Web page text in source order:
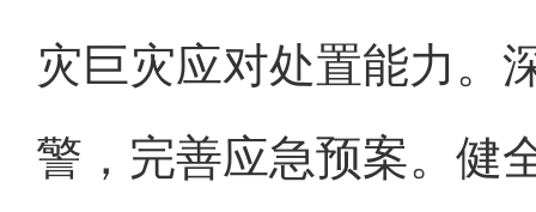
灾巨灾应对处置能力。
警，完善应急预案。健